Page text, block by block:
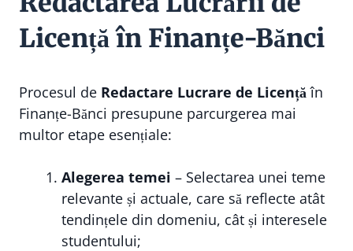
Licență în Finanțe-Bănci
Procesul de Redactare Lucrare de Licențăîn
Finanțe-Bănci presupune parcurgerea mai
multor etape esențiale:
Alegerea temei – Selectarea unei teme
relevante și actuale, care să reflecte atât
tendințele din domeniu, cât și interesele
studentului;